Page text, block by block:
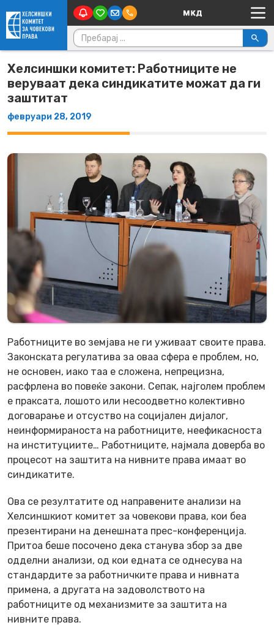
Skip to content Main Navigation
Пребарувај за:
Хелсиншки комитет: Работниците не
веруваат дека синдикатите можат да ги
заштитат
февруари 28, 2019
Работниците во земјава не ги уживаат своите права.
Законската регулатива за оваа сфера е проблем, но,
не основен, иако таа е сложена, непрецизна,
расфрлена во повеќе закони. Сепак, најголем проблем
е праксата, лошото или несоодветно колективно
договарање и отсуство на социјален дијалог,
неинформираноста на работниците, неефикасноста
на институциите… Работниците, најмала доверба во
процесот на заштита на нивните права имаат во
синдикатите.
Ова се резултатите од направените анализи на
Хелсиншкиот комитет за човекови права, кои беа
презентирани на денешната прес-конференција.
Притоа беше посочено дека станува збор за две
одделни анализи, од кои едната се однесува на
стандардите за работничките права и нивната
примена, а другата на задоволството на
работниците од механизмите за заштита на
нивните права.